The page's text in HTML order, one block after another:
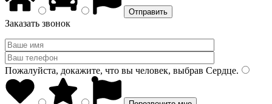
Заказать звонок
Пожалуйста, докажите, что вы человек, выбрав Сердце.